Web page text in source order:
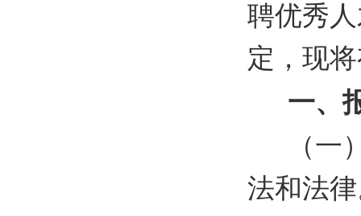
聘优秀
定，现
一、
（
法和法